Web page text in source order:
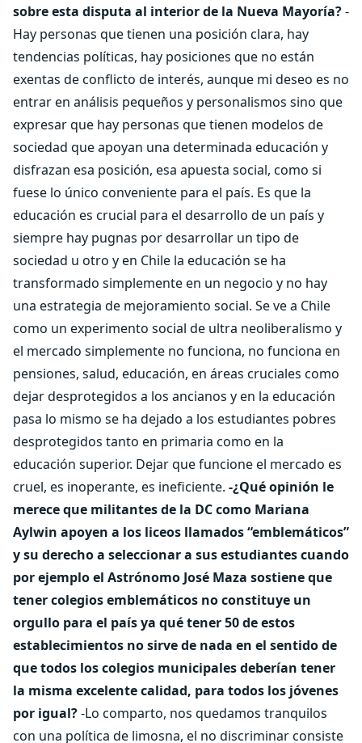
sobre esta disputa al interior de la Nueva Mayoría?-
Hay personas que tienen una posición clara, hay
tendencias políticas, hay posiciones que no están
exentas de conflicto de interés, aunque mi deseo es no
entrar en análisis pequeños y personalismos sino que
expresar que hay personas que tienen modelos de
sociedad que apoyan una determinada educación y
disfrazan esa posición, esa apuesta social, como si
fuese lo único conveniente para el país. Es que la
educación es crucial para el desarrollo de un país y
siempre hay pugnas por desarrollar un tipo de
sociedad u otro y en Chile la educación se ha
transformado simplemente en un negocio y no hay
una estrategia de mejoramiento social. Se ve a Chile
como un experimento social de ultra neoliberalismo y
el mercado simplemente no funciona, no funciona en
pensiones, salud, educación, en áreas cruciales como
dejar desprotegidos a los ancianos y en la educación
pasa lo mismo se ha dejado a los estudiantes pobres
desprotegidos tanto en primaria como en la
educación superior. Dejar que funcione el mercado es
cruel, es inoperante, es ineficiente. -¿Qué opinión le
merece que militantes de la DC como Mariana
Aylwin apoyen a los liceos llamados “emblemáticos”
y su derecho a seleccionar a sus estudiantes cuando
por ejemplo el Astrónomo José Maza sostiene que
tener colegios emblemáticos no constituye un
orgullo para el país ya qué tener 50 de estos
establecimientos no sirve de nada en el sentido de
que todos los colegios municipales deberían tener
la misma excelente calidad, para todos los jóvenes
por igual?-Lo comparto, nos quedamos tranquilos
con una política de limosna, el no discriminar consiste